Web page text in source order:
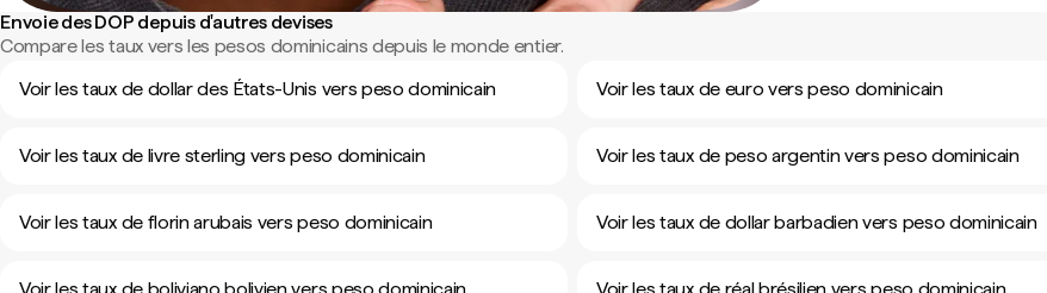
Envoie des DOP depuis d'autres devises
Compare les taux vers les pesos dominicains depuis le monde entier.
Voir les taux de dollar des États-Unis vers peso dominicain
Voir les taux de euro vers peso dominicain
Voir les taux de livre sterling vers peso dominicain Voir les taux de peso argentin vers peso dominicain
Voir les taux de florin arubais vers peso dominicain Voir les taux de dollar barbadien vers peso dominicain